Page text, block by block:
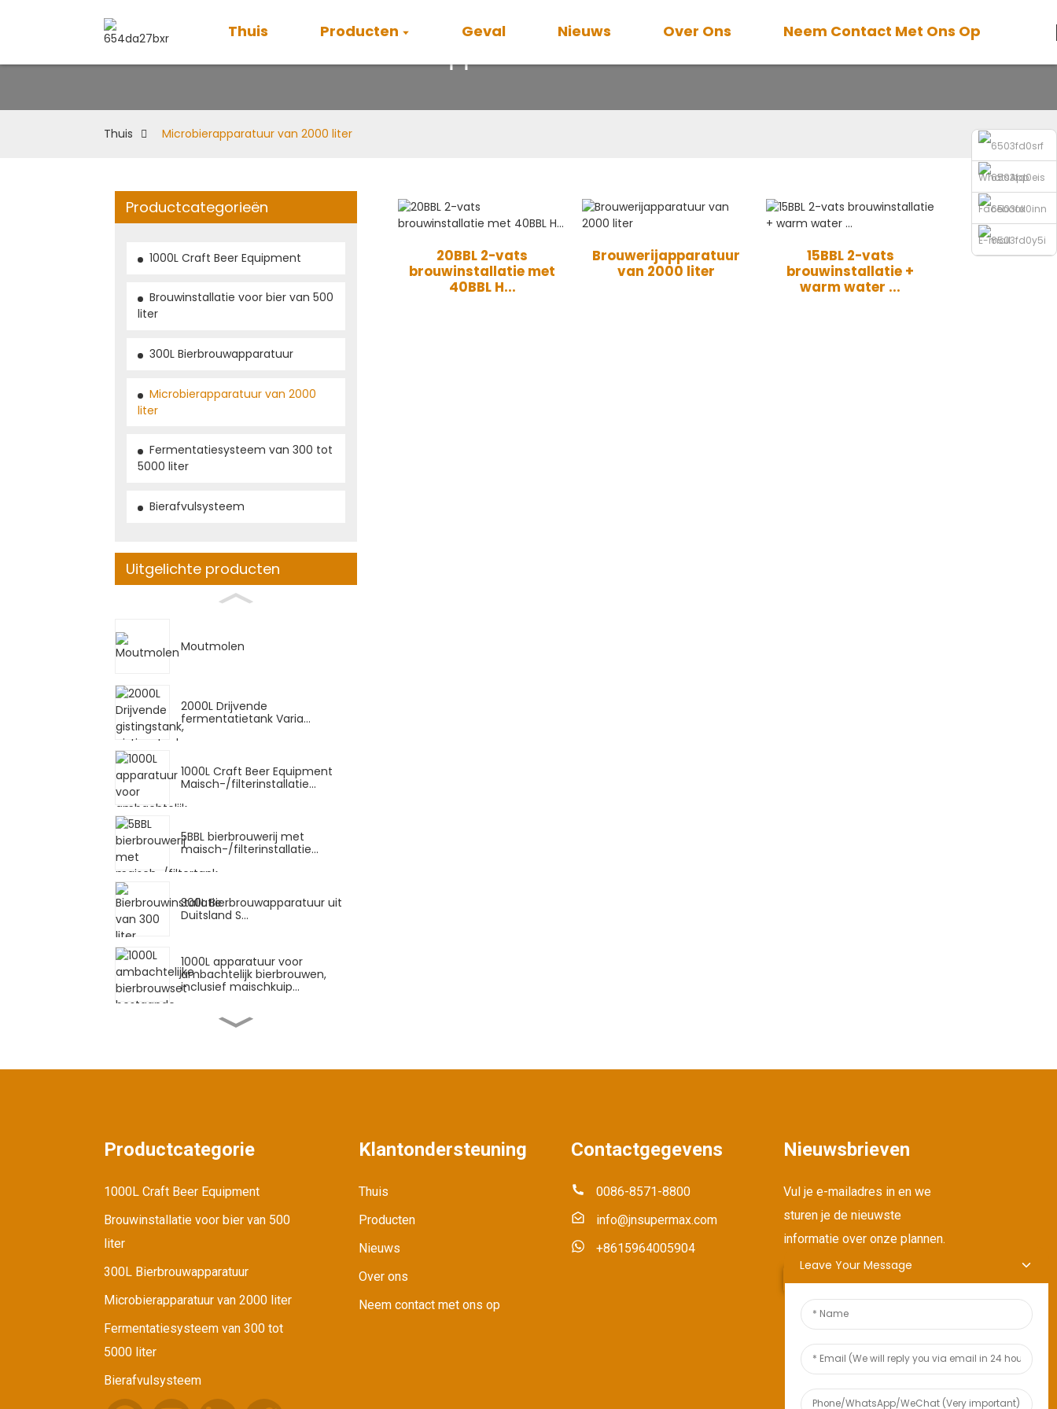
Thuis Producten Geval Nieuws Over Ons Neem Contact Met Ons Op
WhatsApp
Facebook
E-mail
Thuis Microbierapparatuur van 2000 liter
Productcategorieën
1000L Craft Beer Equipment
Brouwinstallatie voor bier van 500
liter
300L Bierbrouwapparatuur
Microbierapparatuur van 2000
liter
Fermentatiesysteem van 300 tot
5000 liter
Bierafvulsysteem
Uitgelichte producten
Moutmolen
2000L Drijvende
fermentatietank Varia...
1000L Craft Beer Equipment
Maisch-/filterinstallatie...
5BBL bierbrouwerij met
maisch-/filterinstallatie...
300L Bierbrouwapparatuur uit
Duitsland S...
1000L apparatuur voor
ambachtelijk bierbrouwen,
inclusief maischkuip...
1000L dubbelwandige conische
20BBL 2-vats
brouwinstallatie met
40BBL H...
Brouwerijapparatuur
van 2000 liter
15BBL 2-vats
brouwinstallatie +
warm water ...
Productcategorie
1000L Craft Beer Equipment
Brouwinstallatie voor bier van 500
liter
300L Bierbrouwapparatuur
Microbierapparatuur van 2000 liter
Fermentatiesysteem van 300 tot
5000 liter
Bierafvulsysteem
Klantondersteuning
Thuis
Producten
Nieuws
Over ons
Neem contact met ons op
Contactgegevens
0086-8571-8800
info@jnsupermax.com
+8615964005904
Nieuwsbrieven
Vul je e-mailadres in en we
sturen je de nieuwste
informatie over onze plannen.
Leave Your Message